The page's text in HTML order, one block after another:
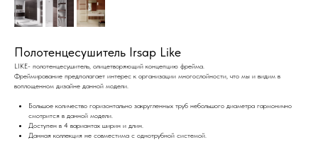
Полотенцесушитель Irsap Like
LIKE- полотенцесушитель, олицетворяющий концепцию фрейма.
Фреймирование предполагает интерес к организации многослойности, что мы и видим в
воплощенном дизайне данной модели.
Большое количество горизонтально закругленных труб небольшого диаметра гармонично
смотрится в данной модели.
Доступен в 4 вариантах ширин и длин.
Данная коллекция не совместима с однотрубной системой.